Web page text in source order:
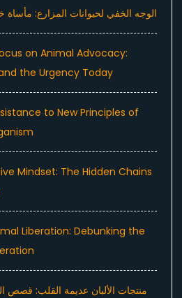
الوجه الخفي لحيوانات المزارع: مأساة
on Animal Advocacy:
the Urgency Today
to New Principles of
Mindset: The Hidden Chains
Liberation: Debunking the
منتجات الألبان عديمة القلب: